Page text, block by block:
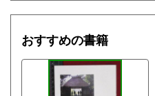
おすすめの書籍